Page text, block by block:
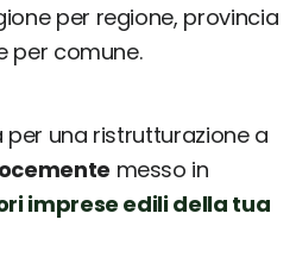
per regione, provincia
per comune.
una ristrutturazione a
messo in
imprese edili della tua